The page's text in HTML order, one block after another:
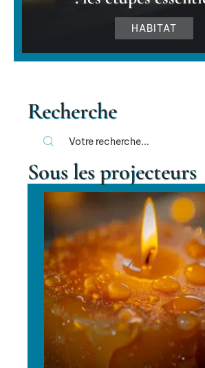
HABITAT
Recherche
Sous les projecteurs